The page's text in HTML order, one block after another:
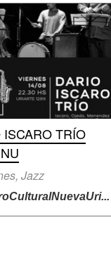
ISCARO TRÍO
Jazz